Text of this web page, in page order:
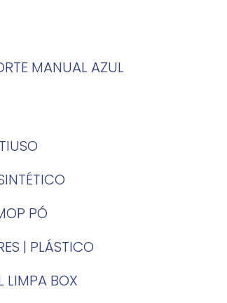
MANUAL AZUL
MOP PÓ
| PLÁSTICO
LIMPA BOX